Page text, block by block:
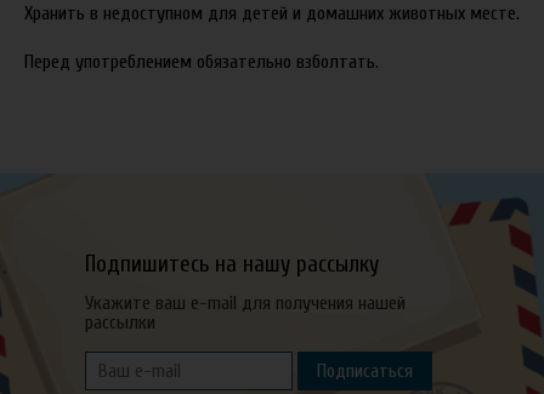
Хранить в недоступном для детей и домашних животных месте.
Перед употреблением обязательно взболтать.
Подпишитесь на нашу рассылку
Укажите ваш e-mail для получения нашей
рассылки
Подписаться